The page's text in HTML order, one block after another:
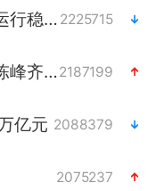
上半年我国机械工业经济运行稳中有进 2225715
金华市人大常委会副主任陈峰齐被查2187199
亿元 2088379
2075237